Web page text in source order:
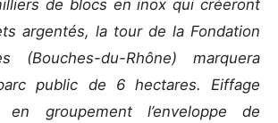
de blocs en inox qui créeront
argentés, la tour de la Fondation
(Bouches-du-Rhône) marquera
public de 6 hectares. Eiffage
en groupement l’enveloppe de